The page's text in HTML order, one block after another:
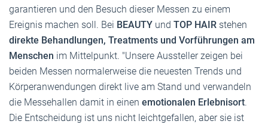
garantieren und den Besuch dieser Messen zu einem
Ereignis machen soll. Bei BEAUTY und TOP HAIR stehen
direkte Behandlungen, Treatments und Vorführungen am
Menschen im Mittelpunkt. "Unsere Aussteller zeigen bei
beiden Messen normalerweise die neuesten Trends und
Körperanwendungen direkt live am Stand und verwandeln
die Messehallen damit in einen emotionalen Erlebnisort.
Die Entscheidung ist uns nicht leichtgefallen, aber sie ist